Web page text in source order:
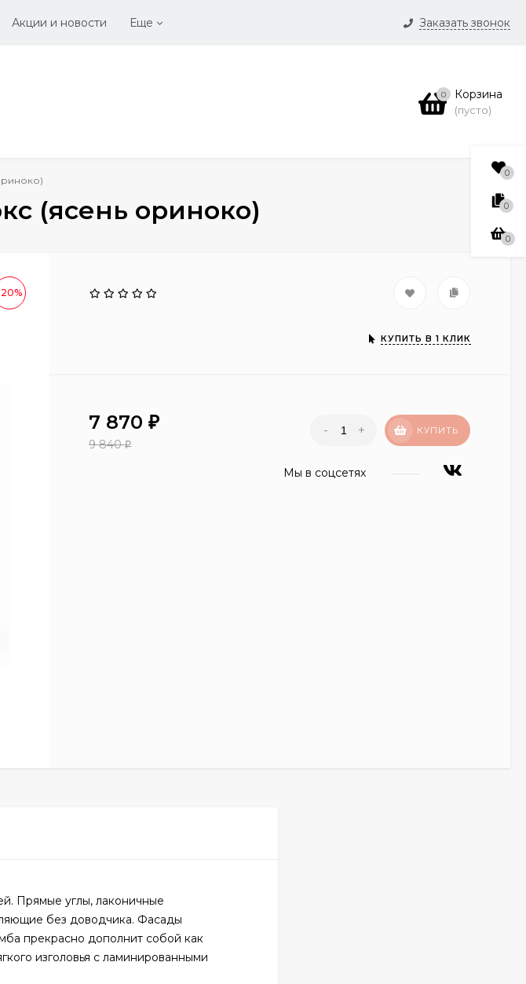
Заказать звонок
Акции и новости Еще
0 Корзина
(пусто)
(ясень ориноко)
КУПИТЬ В 1 КЛИК
7 870₽
9 840₽
- + КУПИТЬ
Мы в соцсетях
Прямые углы, лаконичные
без доводчика. Фасады
прекрасно дополнит собой как
изголовья с ламинированными
0
0
0